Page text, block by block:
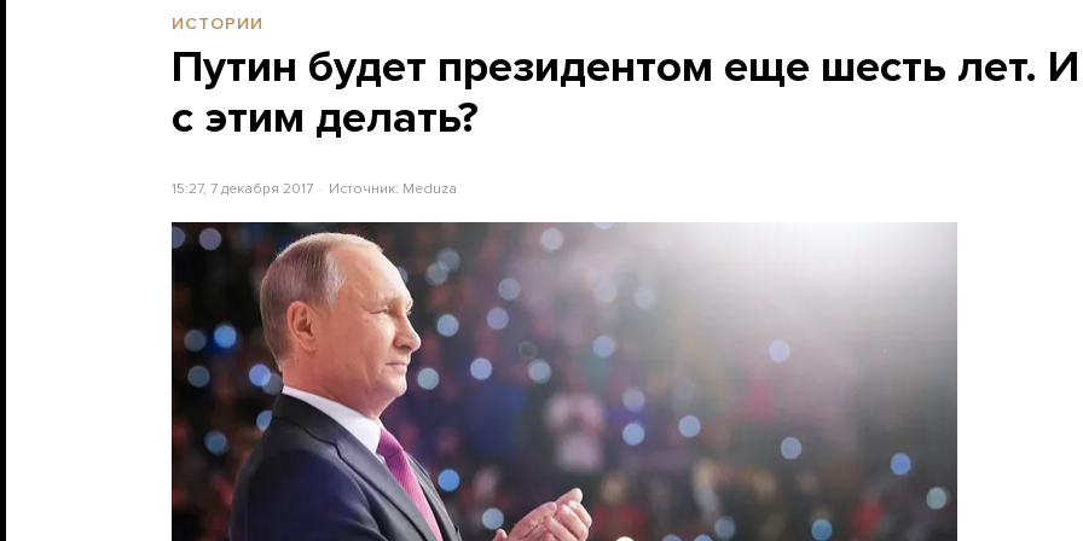
ИСТОРИИ
Путин будет президентом еще шесть лет.
с этим делать?
15:27, 7 декабря 2017 Источник: Meduza